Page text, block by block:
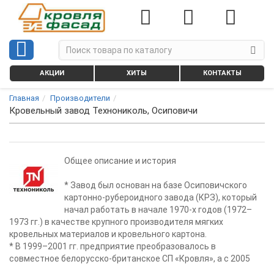
АКЦИИ ХИТЫ КОНТАКТЫ
Главная Производители
Кровельный завод Технониколь, Осиповичи
Общее описание и история
* Завод был основан на базе Осиповичского
картонно-рубероидного завода (КРЗ), который
начал работать в начале 1970‑х годов (1972–
1973 гг.) в качестве крупного производителя мягких
кровельных материалов и кровельного картона.
* В 1999–2001 гг. предприятие преобразовалось в
совместное белорусско-британское СП «Кровля», а с 2005